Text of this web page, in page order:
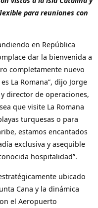
para reuniones con
en República
dar la bienvenida a
completamente nuevo
La Romana”, dijo Jorge
director de operaciones,
que visite La Romana
turquesas o para
estamos encantados
exclusiva y asequible
hospitalidad”.
ubicado
Cana y la dinámica
el Aeropuerto